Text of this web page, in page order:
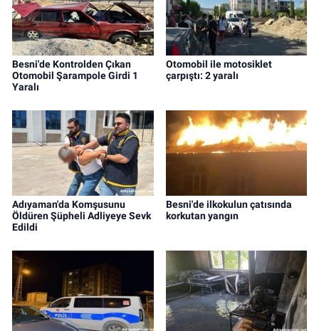
Besni'de Kontrolden Çıkan
Otomobil Şarampole Girdi 1
Yaralı
Otomobil ile motosiklet
çarpıştı: 2 yaralı
Adıyaman'da Komşusunu
Öldüren Şüpheli Adliyeye Sevk
Edildi
Besni'de ilkokulun çatısında
korkutan yangın